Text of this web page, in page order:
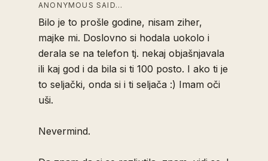
ANONYMOUS SAID…
Bilo je to prošle godine, nisam ziher,
majke mi. Doslovno si hodala uokolo i
derala se na telefon tj. nekaj objašnjavala
ili kaj god i da bila si ti 100 posto. I ako ti je
to seljački, onda si i ti seljača :) Imam oči
uši.
Nevermind.